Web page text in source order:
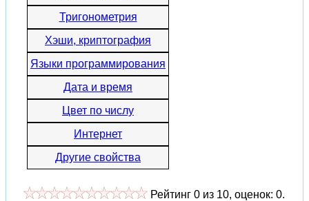
Тригонометрия
Хэши, криптография
Языки программирования
Дата и время
Цвет по числу
Интернет
Другие свойства
Рейтинг 0 из 10, оценок: 0.